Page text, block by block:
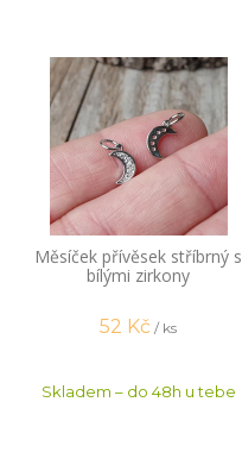
Měsíček přívěsek stříbrný s
bílými zirkony
52 Kč / ks
Skladem – do 48h u tebe